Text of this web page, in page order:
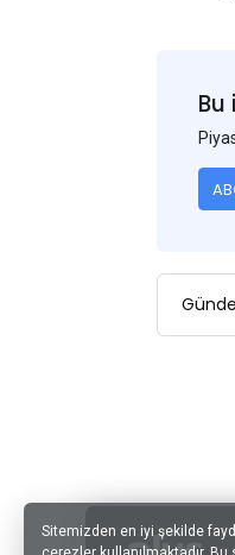
Sitemizden en iyi şekilde